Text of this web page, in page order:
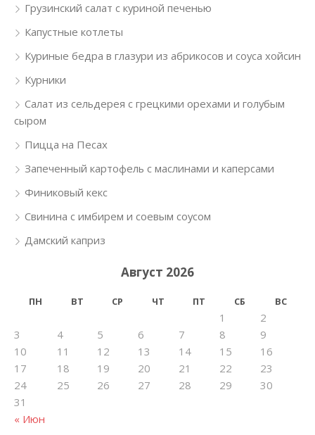
Грузинский салат с куриной печенью
Капустные котлеты
Куриные бедра в глазури из абрикосов и соуса хойсин
Курники
Салат из сельдерея с грецкими орехами и голубым
сыром
Пицца на Песах
Запеченный картофель с маслинами и каперсами
Финиковый кекс
Свинина с имбирем и соевым соусом
Дамский каприз
Август 2026
ПН ВТ СР ЧТ ПТ СБ ВС
« Июн
1
2
3
4 5 6 7 8
9
10
11 12 13 14 15
16
17
18 19 20 21 22
23
24
25 26 27 28 29
30
31